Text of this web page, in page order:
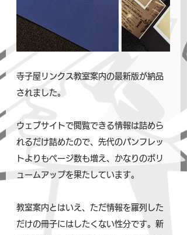
寺子屋リンクス教室案内の最新版が納品
されました。
ウェブサイトで閲覧できる情報は詰めら
れるだけ詰めたので、先代のパンフレッ
トよりもページ数も増え、かなりのボリ
ュームアップを果たしています。
教室案内とはいえ、ただ情報を羅列した
だけの冊子にはしたくない性分です。新